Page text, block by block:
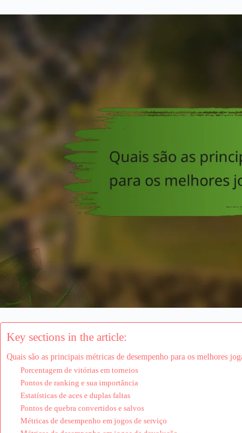
Key sections in the article:
Quais são as principais métricas de desempenho para os melhores
Porcentagem de vitórias em torneios
Pontos de ranking e sua importância
Estatísticas de aces e duplas faltas
Pontos de quebra convertidos e salvos
Métricas de desempenho em jogos de serviço